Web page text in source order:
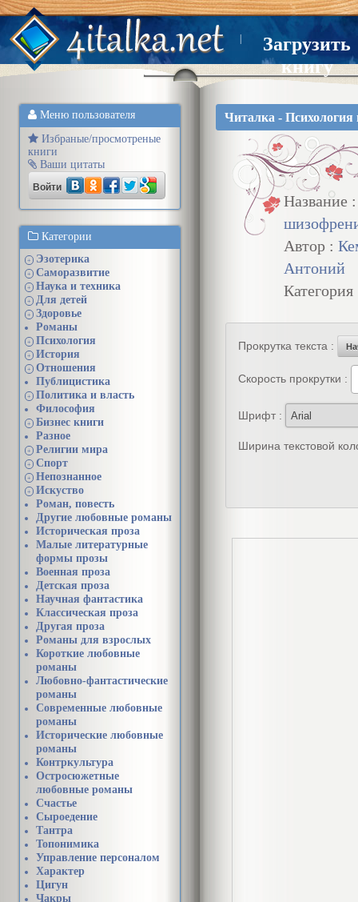
Загрузить
книгу
Меню пользователя
Избраные/просмотреные
книги
Ваши цитаты
Войти
Категории
+ Эзотерика
+ Саморазвитие
+ Наука и техника
+ Для детей
+
Здоровье
Романы
+ Психология
+ История
+
Отношения
Публицистика
+
Политика и власть
Философия
+
Бизнес книги
Разное
+ Религии мира
+ Спорт
+ Непознанное
+
Искуство
Роман, повесть
Другие любовные романы
Историческая проза
Малые литературные
формы прозы
Военная проза
Детская проза
Научная фантастика
Классическая проза
Другая проза
Романы для взрослых
Короткие любовные
романы
Любовно-фантастические
романы
Современные любовные
романы
Исторические любовные
романы
Контркультура
Остросюжетные
любовные романы
Счастье
Сыроедение
Тантра
Топонимика
Управление персоналом
Характер
Цигун
Чакры
Читалка -
Название
Автор :
Антоний
Прокрутка текста :
Скорость прокрутки :
Шрифт :
Ширина текстовой